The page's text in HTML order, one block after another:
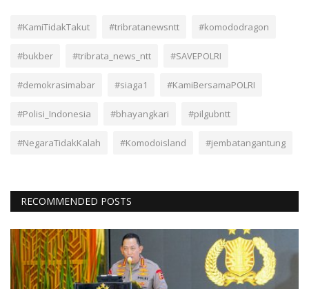
#KamiTidakTakut #tribratanewsntt #komododragon
#bukber #tribrata_news_ntt #SAVEPOLRI
#demokrasimabar #siaga1 #KamiBersamaPOLRI
#Polisi_Indonesia #bhayangkari #pilgubntt
#NegaraTidakKalah #Komodoisland #jembatangantung
RECOMMENDED POSTS